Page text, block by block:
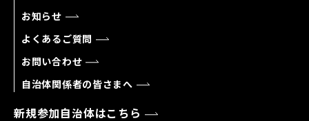
お知らせ
よくあるご質問
お問い合わせ
自治体関係者の皆さまへ
新規参加自治体はこちら